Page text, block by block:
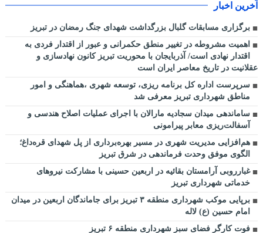
آخرین اخبار
برگزاری مسابقات گلبال بزرگداشت شهدای جنگ رمضان در تبریز
اهمیت مشروطه در تغییر منطق حکمرانی و عبور از اقتدار فردی به
اقتدار نهادی است/ آذربایجان با محوریت تبریز کانون نهادسازی و
عقلانیت در تاریخ معاصر ایران است
سرپرست اداره کل برنامه ریزی، توسعه شهری ،هماهنگی و امور
مناطق شهرداری تبریز معرفی شد
ساماندهی میدان سجادیه مارالان با اجرای عملیات اصلاح هندسی و
آسفالت‌ریزی معابر پیرامونی
هم‌افزایی مدیریت شهری در مسیر بهره‌برداری از پل شهدای قره‌داغ؛
الگوی موفق وحدت فرماندهی در شرق تبریز
غبارروبی آرامستان بقائیه در اربعین حسینی با مشارکت نیروهای
خدماتی شهرداری تبریز
برپایی موکب شهرداری منطقه ۳ تبریز برای جاماندگان اربعین در میدان
امام حسین (ع) لاله
فوت کارگر فضای سبز شهرداری منطقه ۶ تبریز